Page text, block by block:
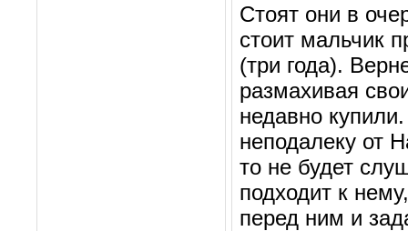
Стоят они в
стоит мальчик
(три года).
размахивая
недавно
неподалеку от
то не будет
подходит к
перед ним и